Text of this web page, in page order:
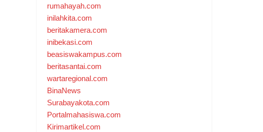
rumahayah.com
inilahkita.com
beritakamera.com
inibekasi.com
beasiswakampus.com
beritasantai.com
wartaregional.com
BinaNews
Surabayakota.com
Portalmahasiswa.com
Kirimartikel.com